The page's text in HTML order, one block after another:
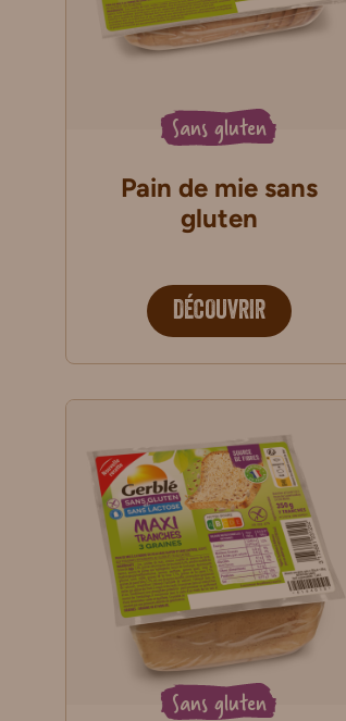
Sans gluten
Pain de mie sans
gluten
DÉCOUVRIR
Sans gluten